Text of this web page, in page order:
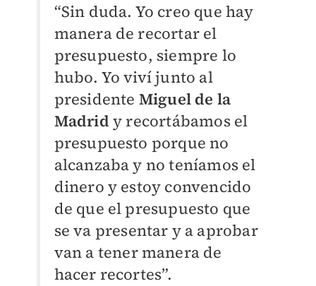
“Sin duda. Yo creo que hay
manera de recortar el
presupuesto, siempre lo
hubo. Yo viví junto al
presidente Miguel de la
Madrid y recortábamos el
presupuesto porque no
alcanzaba y no teníamos el
dinero y estoy convencido
de que el presupuesto que
se va presentar y a aprobar
van a tener manera de
hacer recortes”.